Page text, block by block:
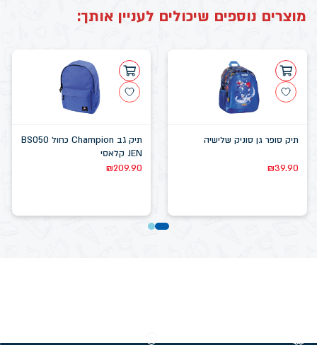
מוצרים נוספים שיכולים לעניין אותך:
תיק סופר גן סוניק שלישיה
₪39.90
תיק גב Champion כחול BS050
JEN קלאסי
₪209.90